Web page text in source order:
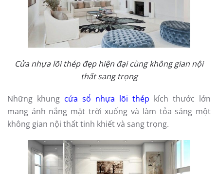
Cửa nhựa lõi thép đẹp hiện đại cùng không gian nội
thất sang trọng
Những khung cửa sổ nhựa lõi thép kích thước lớn
mang ánh nắng mặt trời xuống và làm tỏa sáng một
không gian nội thất tinh khiết và sang trọng.